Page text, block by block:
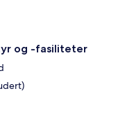
og -fasiliteter